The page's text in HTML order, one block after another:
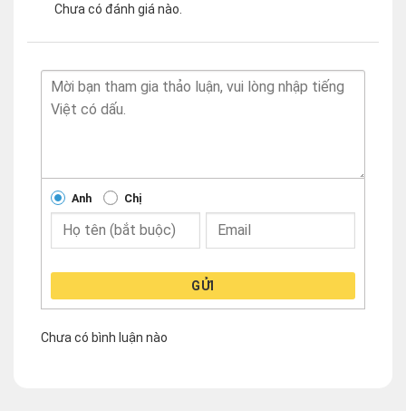
Chưa có đánh giá nào.
Anh Chị
GỬI
Chưa có bình luận nào